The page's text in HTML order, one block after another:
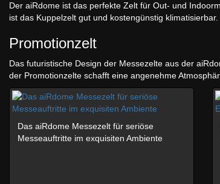
Der aiRdome ist das perfekte Zelt für Out- und
ist das Kuppelzelt gut und kostengünstig
Promotionzelt
Das futuristische Design der Messezelte aus der
der Promotionzelte schafft eine angenehme
Das aiRdome Messezelt für seriöse
Messeauftritte im exquisiten Ambiente